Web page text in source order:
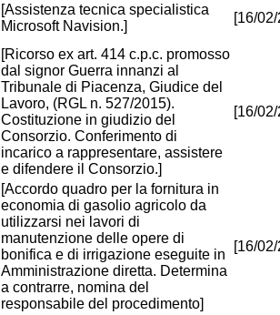
[Assistenza tecnica specialistica
Microsoft Navision.]
[16/
[Ricorso ex art. 414 c.p.c. promosso
dal signor Guerra innanzi al
Tribunale di Piacenza, Giudice del
Lavoro, (RGL n. 527/2015).
Costituzione in giudizio del
Consorzio. Conferimento di
incarico a rappresentare, assistere
e difendere il Consorzio.]
[16/
[Accordo quadro per la fornitura in
economia di gasolio agricolo da
utilizzarsi nei lavori di
manutenzione delle opere di
bonifica e di irrigazione eseguite in
Amministrazione diretta. Determina
a contrarre, nomina del
responsabile del procedimento]
[16/